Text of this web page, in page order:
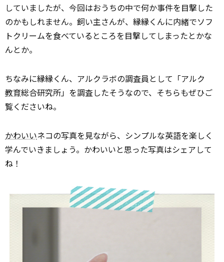
していましたが、今回はおうちの中で何か事件を目撃した
のかもしれません。飼い主さんが、縁縁くんに内緒でソフ
トクリームを食べているところを目撃してしまったとかな
んとか。
ちなみに縁縁くん、アルクラボの調査員として「アルク
教育総合研究所」を調査したそうなので、そちらもぜひご
覧くださいね。
かわいいネコの写真を見ながら、シンプルな英語を楽しく
学んでいきましょう。かわいいと思った写真はシェアして
ね！